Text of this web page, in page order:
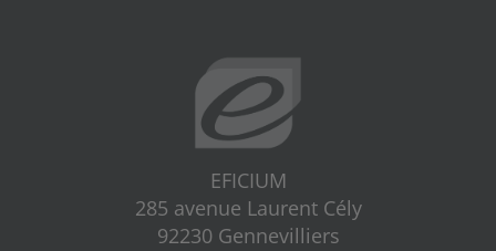
EFICIUM
285 avenue Laurent Cély
92230 Gennevilliers